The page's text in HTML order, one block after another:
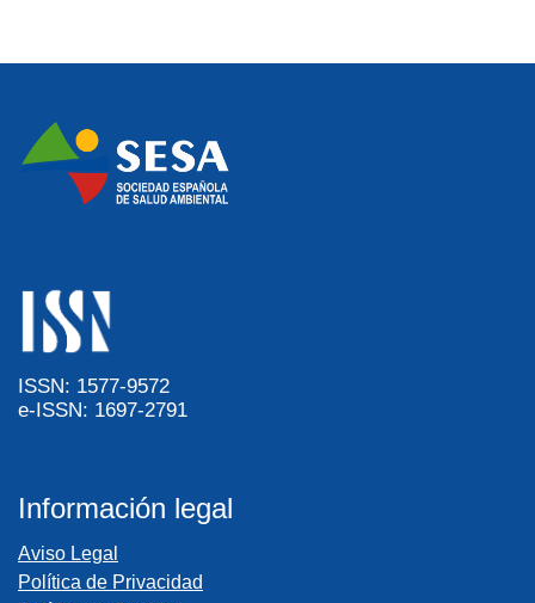
ISSN: 1577-9572
e-ISSN: 1697-2791
Información legal
Aviso Legal
Política de Privacidad